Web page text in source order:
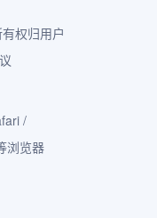
权归用户
/
浏览器